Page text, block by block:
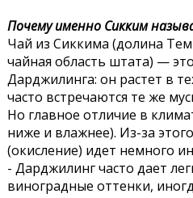
Почему именно Сикким
Чай из Сиккима (долина
чайная область штата) —
Дарджилинга: он растет в
часто встречаются те же
Но главное отличие в
ниже и влажнее). Из-за
(окисление) идет немного
- Дарджилинг часто дает
виноградные оттенки,